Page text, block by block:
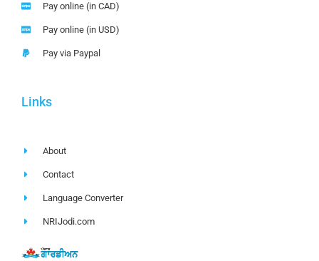
Pay online (in CAD)
Pay online (in USD)
Pay via Paypal
Links
About
Contact
Language Converter
NRIJodi.com